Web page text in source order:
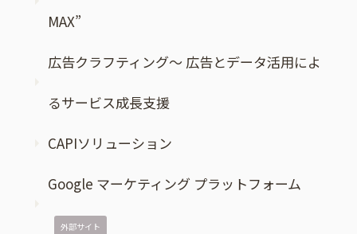
MAX”
広告クラフティング～ 広告とデータ活用によ
るサービス成長支援
CAPIソリューション
Google マーケティング プラットフォーム
外部サイト